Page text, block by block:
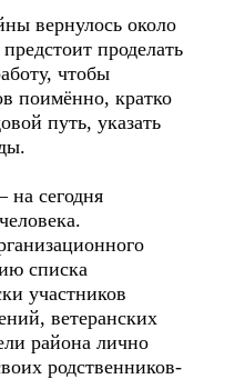
вернулось около
проделать
чтобы
поимённо, кратко
путь, указать
сегодня
списка
участников
ветеранских
района лично
родственников-